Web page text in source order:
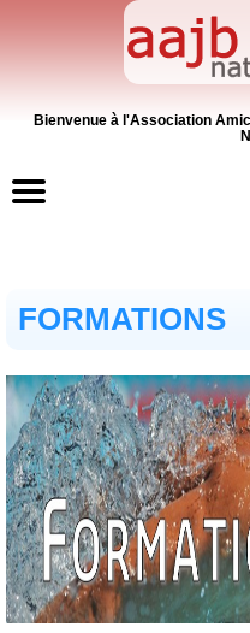
Bienvenue à l'Association
FORMATIONS